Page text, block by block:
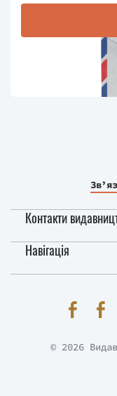
Контакти
Навігація
© 2026